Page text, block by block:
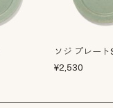
ソジ プレート
¥2,530